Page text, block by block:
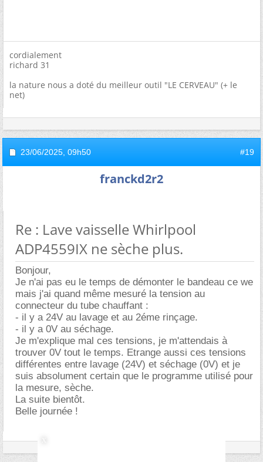
cordialement
richard 31
la nature nous a doté du meilleur outil "LE CERVEAU" (+ le
net)
23/06/2025, 09h50 #19
franckd2r2
Re : Lave vaisselle Whirlpool
ADP4559IX ne sèche plus.
Bonjour,
Je n'ai pas eu le temps de démonter le bandeau ce we
mais j'ai quand même mesuré la tension au
connecteur du tube chauffant :
- il y a 24V au lavage et au 2éme rinçage.
- il y a 0V au séchage.
Je m'explique mal ces tensions, je m'attendais à
trouver 0V tout le temps. Etrange aussi ces tensions
différentes entre lavage (24V) et séchage (0V) et je
suis absolument certain que le programme utilisé pour
la mesure, sèche.
La suite bientôt.
Belle journée !